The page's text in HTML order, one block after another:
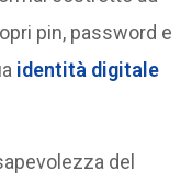
pin, password e
identità digitale
del